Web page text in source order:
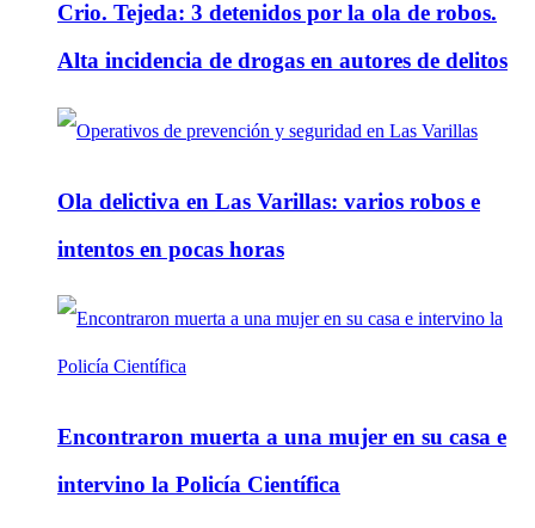
Crio. Tejeda: 3 detenidos por la ola de robos.
Alta incidencia de drogas en autores de delitos
Ola delictiva en Las Varillas: varios robos e
intentos en pocas horas
Encontraron muerta a una mujer en su casa e
intervino la Policía Científica